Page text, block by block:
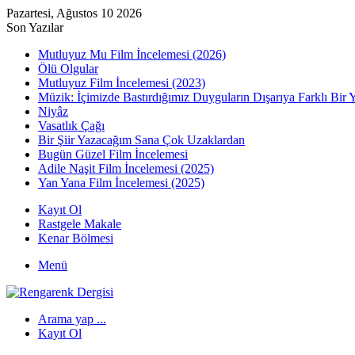
Pazartesi, Ağustos 10 2026
Son Yazılar
Mutluyuz Mu Film İncelemesi (2026)
Ölü Olgular
Mutluyuz Film İncelemesi (2023)
Müzik: İçimizde Bastırdığımız Duyguların Dışarıya Farklı Bir
Niyâz
Vasatlık Çağı
Bir Şiir Yazacağım Sana Çok Uzaklardan
Bugün Güzel Film İncelemesi
Adile Naşit Film İncelemesi (2025)
Yan Yana Film İncelemesi (2025)
Kayıt Ol
Rastgele Makale
Kenar Bölmesi
Menü
Arama yap ...
Kayıt Ol